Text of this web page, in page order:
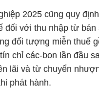
2025 cũng quy
đối với thu nhập từ bán
đối tượng miễn thuế
chỉ các-bon lần đầu
lãi và từ chuyển
phát hành.